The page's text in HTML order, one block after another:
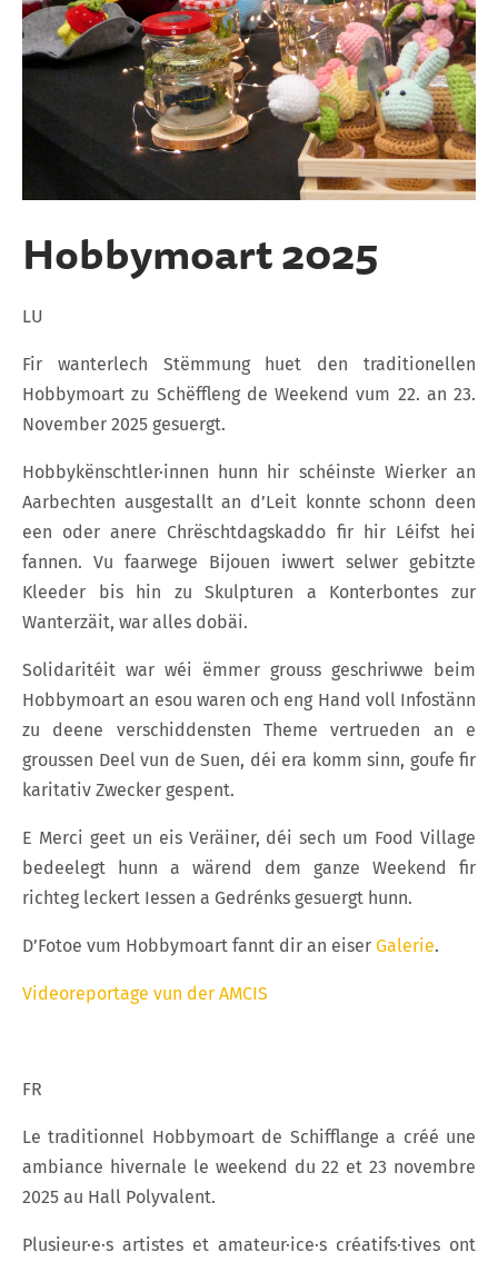
Hobbymoart 2025
LU
Fir wanterlech Stëmmung huet den traditionellen
Hobbymoart zu Schëffleng de Weekend vum 22. an 23.
November 2025 gesuergt.
Hobbykënschtler·innen hunn hir schéinste Wierker an
Aarbechten ausgestallt an d’Leit konnte schonn deen
een oder anere Chrëschtdagskaddo fir hir Léifst hei
fannen. Vu faarwege Bijouen iwwert selwer gebitzte
Kleeder bis hin zu Skulpturen a Konterbontes zur
Wanterzäit, war alles dobäi.
Solidaritéit war wéi ëmmer grouss geschriwwe beim
Hobbymoart an esou waren och eng Hand voll Infostänn
zu deene verschiddensten Theme vertrueden an e
groussen Deel vun de Suen, déi era komm sinn, goufe fir
karitativ Zwecker gespent.
E Merci geet un eis Veräiner, déi sech um Food Village
bedeelegt hunn a wärend dem ganze Weekend fir
richteg leckert Iessen a Gedrénks gesuergt hunn.
D’Fotoe vum Hobbymoart fannt dir an eiser Galerie.
Videoreportage vun der AMCIS
FR
Le traditionnel Hobbymoart de Schifflange a créé une
ambiance hivernale le weekend du 22 et 23 novembre
2025 au Hall Polyvalent.
Plusieur·e·s artistes et amateur·ice·s créatifs·tives ont